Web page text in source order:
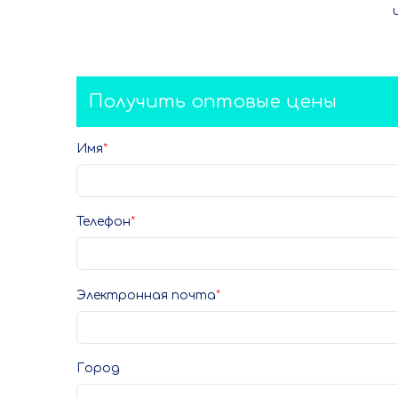
Получить оптовые цены
Имя
Телефон
Электронная почта
Город